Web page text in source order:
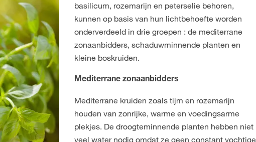
basilicum, rozemarijn en peterselie behoren,
kunnen op basis van hun lichtbehoefte worden
onderverdeeld in drie groepen : de mediterrane
zonaanbidders, schaduwminnende planten en
kleine boskruiden.
Mediterrane zonaanbidders
Mediterrane kruiden zoals tijm en rozemarijn
houden van zonrijke, warme en voedingsarme
plekjes. De droogteminnende planten hebben niet
veel water nodig omdat ze geen constant vochtige